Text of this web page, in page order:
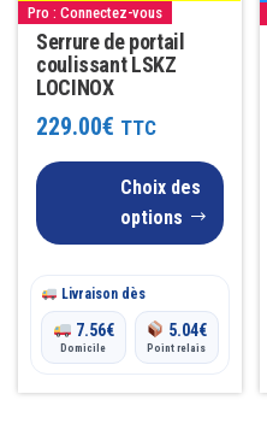
Pro : Connectez-vous
Serrure de portail
coulissant LSKZ
LOCINOX
229.00€ TTC
Choix des
options
peuvent
être
choisies
page
produit
Livraison dès
7.56€
Domicile
5.04€
Point relais